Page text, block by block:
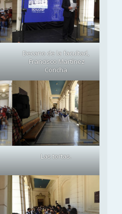
Decano de la facultad,
Francisco Martínez
Concha
Las tortas.